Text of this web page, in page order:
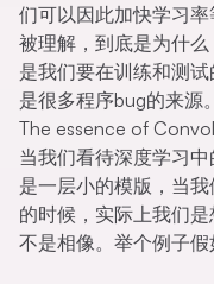
们可以因此加快学习
被理解，到底是为什
是我们要在训练和测
是很多程序bug的来源。
The essence of
当我们看待深度学习
是一层小的模版，当
的时候，实际上我们
不是相像。举个例子